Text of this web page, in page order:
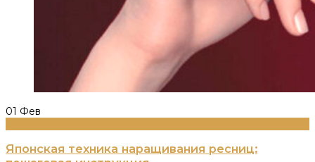
01 Фев
Японская техника наращивания ресниц: